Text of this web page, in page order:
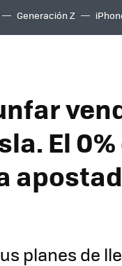
Generación Z
El
planes de